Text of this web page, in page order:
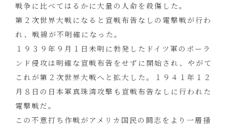
戦争に比べてはるかに大量の人命を殺傷した。
第２次世界大戦になると宣戦布告なしの電撃戦が行わ
れ、戦線が不明確になった。
１９３９年９月１日未明に勃発したドイツ軍のポーラ
ンド侵攻は明確な宣戦布告をせずに開始され、やがて
これが第２次世界大戦へと拡大した。１９４１年１２
月８日の日本軍真珠湾攻撃も宣戦布告なしに行われた
電撃戦だ。
この不意打ち作戦がアメリカ国民の闘志をより一層掻